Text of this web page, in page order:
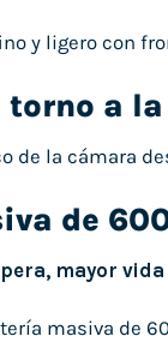
y ligero con
torno a
de la cámara
de
mayor vida
masiva de